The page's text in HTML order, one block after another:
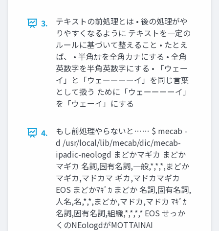
3.
テキストの前処理とは • 後の処理がや
りやすくなるように テキストを一定の
ルールに基づいて整えること • たとえ
ば、 • 半角ｶﾅを全角カナにする • 全角
英数字を半角英数字にする • 「ウェー
イ」と「ウェーーーーイ」を同じ言葉
として扱う ために「ウェーーーーイ」
を「ウェーイ」にする
4.
もし前処理やらないと…… $ mecab -
d /usr/local/lib/mecab/dic/mecab-
ipadic-neologd まどかマギカ まどか
マギカ 名詞,固有名詞,一般,*,*,*,まどか
マギカ,マドカマ ギカ,マドカマギカ
EOS まどかﾏｷﾞｶ まどか 名詞,固有名詞,
人名,名,*,*,まどか,マドカ,マドカ ﾏｷﾞｶ
名詞,固有名詞,組織,*,*,*,* EOS せっか
くのNEologdがMOTTAINAI